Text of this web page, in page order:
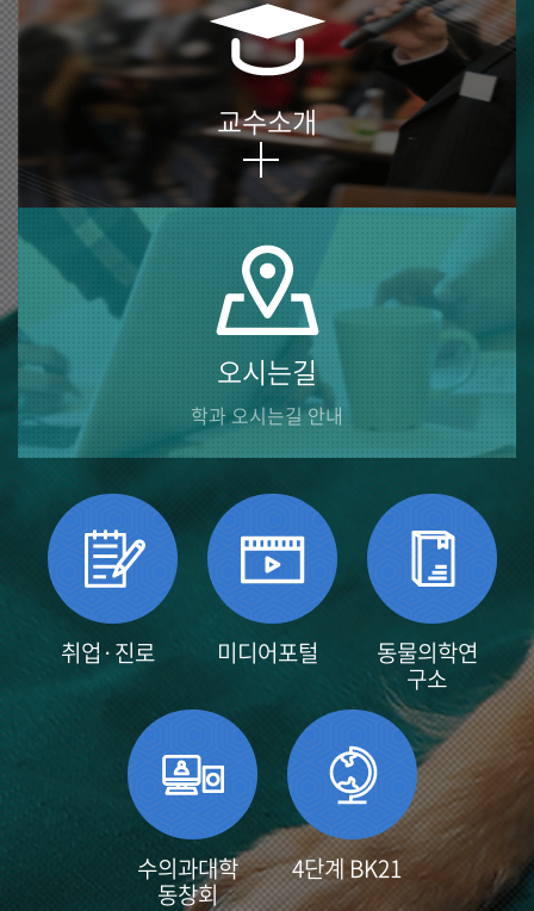
교수소개
오시는길
학과 오시는길 안내
취업·진로 미디어포털 동물의학연
구소
수의과대학
동창회
4단계 BK21